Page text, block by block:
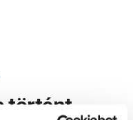
történt